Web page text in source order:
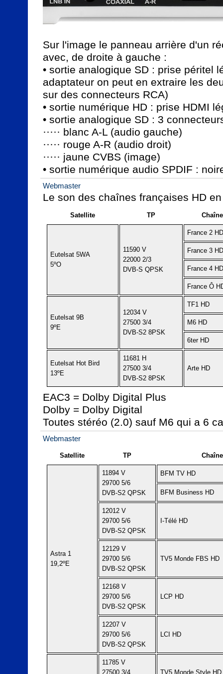
Sur l'image le panneau arrière d'un
avec, de droite à gauche :
• sortie analogique SD : prise péritel
adaptateur on peut en extraire les
sur des connecteurs RCA)
• sortie numérique HD : prise HDMI
• sortie analogique SD : 3
····· blanc A-L (audio gauche)
····· rouge A-R (audio droit)
····· jaune CVBS (image)
• sortie numérique audio SPDIF :
Webmaster
Le son des chaînes françaises HD
Satellite TP Chaîne
Eutelsat 5WA
5ºO
11590 V
22000 2/3
DVB-S QPSK
France 2 HD
France 3 HD
France 4 HD
France Ô
Eutelsat 9B
9ºE
12034 V
27500 3/4
DVB-S2 8PSK
TF1 HD
M6 HD
6ter HD
Eutelsat Hot Bird
13ºE
11681 H
27500 3/4
DVB-S2 8PSK
Arte HD
EAC3 = Dolby Digital Plus
Dolby = Dolby Digital
Toutes stéréo (2.0) sauf M6 qui a 6
Webmaster
Satellite TP Chaîne
Astra 1
19,2ºE
11894 V
29700 5/6
DVB-S2 QPSK
BFM TV HD
BFM Business HD
12012 V
29700 5/6
DVB-S2 QPSK
I-Télé HD
12129 V
29700 5/6
DVB-S2 QPSK
TV5 Monde FBS HD
12168 V
29700 5/6
DVB-S2 QPSK
LCP HD
12207 V
29700 5/6
DVB-S2 QPSK
LCI HD
11785 V
27500 3/4
TV5 Monde Style HD